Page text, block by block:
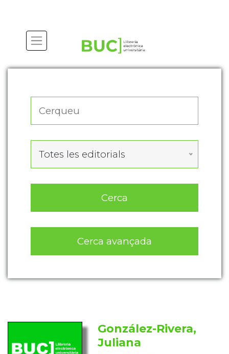
Totes les editorials
Cerca
Cerca avançada
González-Rivera,
Juliana